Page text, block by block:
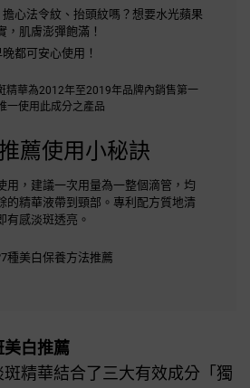
心法令紋、抬頭紋嗎？想要水光蘋果
，肌膚澎彈飽滿！
都可安心使用！
精華為2012年至2019年品牌內銷售第一
一使用此成分之產品
薦使用小秘訣
用，建議一次用量為一整個滴管，均
的精華液帶到頸部。專利配方質地清
有感淡斑透亮。
種美白保養方法推薦
白推薦
精華結合了三大有效成分「獨